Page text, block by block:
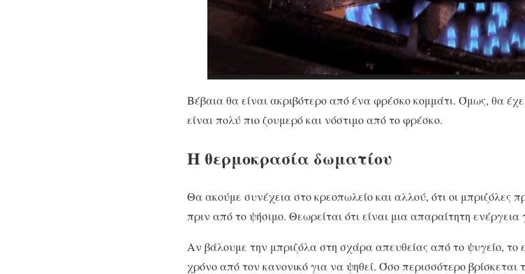
Βέβαια θα είναι ακριβότερο από ένα φρέσκο κομμάτι. Όμως, θα
είναι πολύ πιο ζουμερό και νόστιμο από το φρέσκο.
Η θερμοκρασία δωματίου
Θα ακούμε συνέχεια στο κρεοπωλείο και αλλού, ότι οι μπριζόλες
πριν από το ψήσιμο. Θεωρείται ότι είναι μια απαραίτητη
Αν βάλουμε την μπριζόλα στη σχάρα απευθείας από το ψυγείο, το
χρόνο από τον κανονικό για να ψηθεί. Όσο περισσότερο βρίσκεται